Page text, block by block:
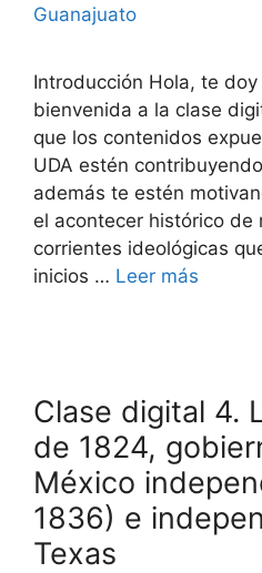
Guanajuato
Introducción Hola, te
bienvenida a la clase
que los contenidos
UDA estén
además te estén
el acontecer histórico de
corrientes ideológicas
inicios … Leer más
Clase digital 4.
de 1824,
México
1836) e
Texas